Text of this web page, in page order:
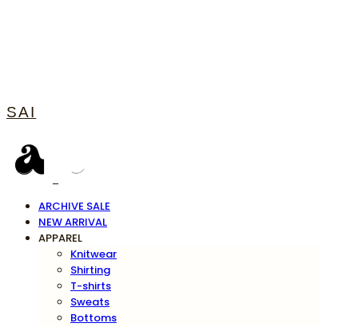
SAI
ARCHIVE SALE
NEW ARRIVAL
APPAREL
Knitwear
Shirting
T-shirts
Sweats
Bottoms